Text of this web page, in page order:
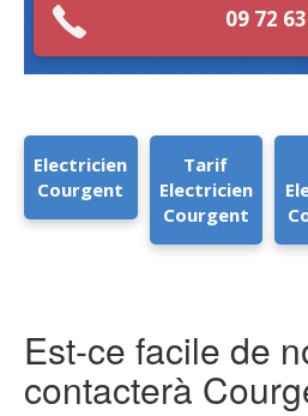
09 72
Electricien
Courgent
Tarif
Electricien
Courgent
Est-ce facile de
contacterà